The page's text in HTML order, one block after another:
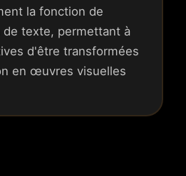
la fonction de
de texte, permettant à
d'être transformées
en œuvres visuelles